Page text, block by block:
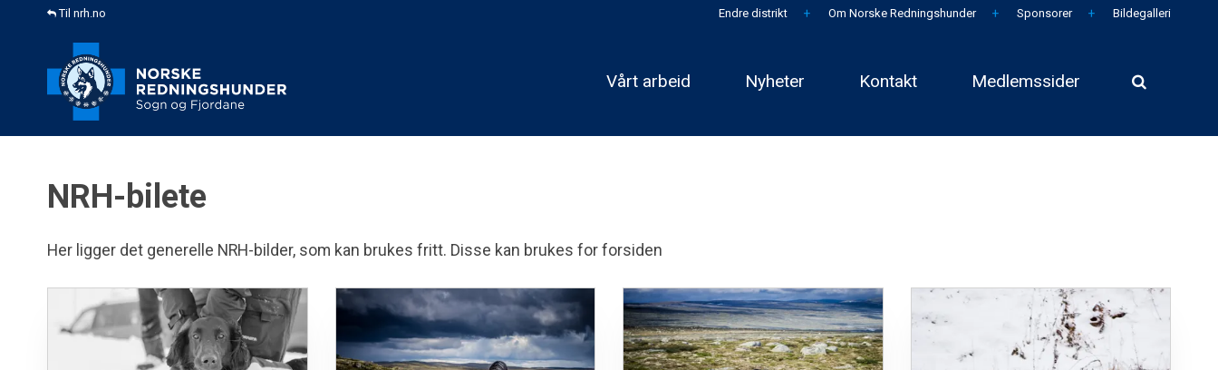
Til nrh.no Endre distrikt Om Norske Redningshunder Sponsorer Bildegalleri
Vårt arbeid Nyheter Kontakt Medlemssider
NRH-bilete
Her ligger det generelle NRH-bilder, som kan brukes fritt. Disse kan brukes for forsiden